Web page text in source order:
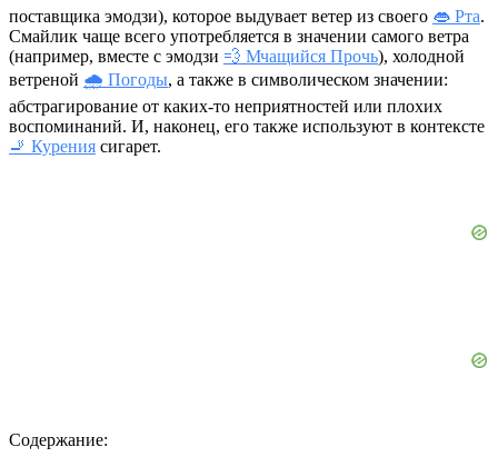
поставщика эмодзи), которое выдувает ветер из своего 👄 Рта.
Смайлик чаще всего употребляется в значении самого ветра
(например, вместе с эмодзи 💨 Мчащийся Прочь), холодной
ветреной 🌧 Погоды, а также в символическом значении:
абстрагирование от каких-то неприятностей или плохих
воспоминаний. И, наконец, его также используют в контексте
🚬 Курения сигарет.
Содержание: